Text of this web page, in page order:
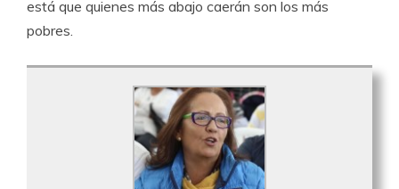
está que quienes más abajo caerán son los más
pobres.